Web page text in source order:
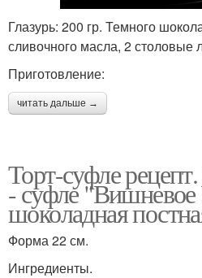
Глазурь: 200 гр. Темного
сливочного масла, 2 столовые
Приготовление:
читать дальше →
Торт-суфле
- суфле "Вишневое
шоколадная
Форма 22 см.
Ингредиенты.